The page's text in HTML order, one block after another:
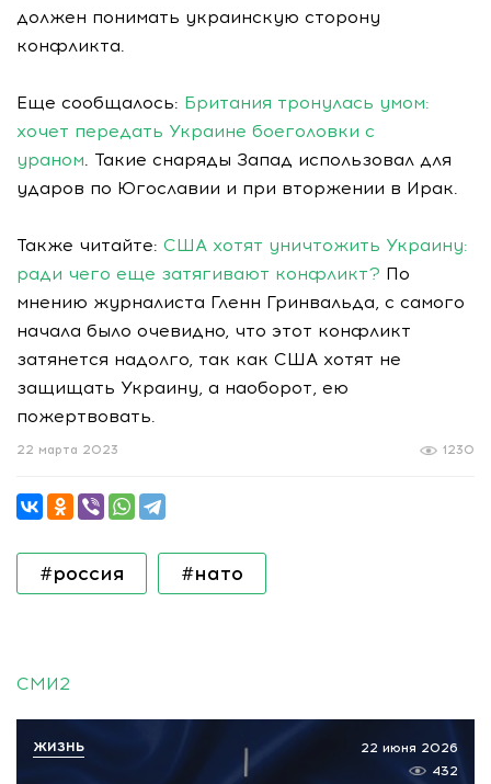
должен понимать украинскую сторону
конфликта.
Еще сообщалось: Британия тронулась умом:
хочет передать Украине боеголовки с
ураном. Такие снаряды Запад использовал для
ударов по Югославии и при вторжении в Ирак.
Также читайте: США хотят уничтожить Украину:
ради чего еще затягивают конфликт? По
мнению журналиста Гленн Гринвальда, с самого
начала было очевидно, что этот конфликт
затянется надолго, так как США хотят не
защищать Украину, а наоборот, ею
пожертвовать.
1230
22 марта 2023
#россия #нато
СМИ2
22 июня 2026
432
ЖИЗНЬ